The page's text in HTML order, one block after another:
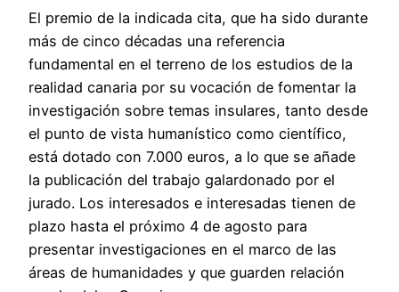
El premio de la indicada cita, que ha sido durante
más de cinco décadas una referencia
fundamental en el terreno de los estudios de la
realidad canaria por su vocación de fomentar la
investigación sobre temas insulares, tanto desde
el punto de vista humanístico como científico,
está dotado con 7.000 euros, a lo que se añade
la publicación del trabajo galardonado por el
jurado. Los interesados e interesadas tienen de
plazo hasta el próximo 4 de agosto para
presentar investigaciones en el marco de las
áreas de humanidades y que guarden relación